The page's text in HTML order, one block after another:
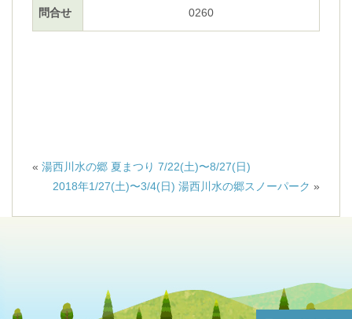
問合せ
0260
« 湯西川水の郷 夏まつり 7/22(土)〜8/27(日)
2018年1/27(土)〜3/4(日) 湯西川水の郷スノーパーク »